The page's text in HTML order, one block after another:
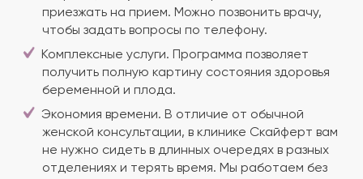
приезжать на прием. Можно позвонить врачу,
чтобы задать вопросы по телефону.
Комплексные услуги. Программа позволяет
получить полную картину состояния здоровья
беременной и плода.
Экономия времени. В отличие от обычной
женской консультации, в клинике Скайферт вам
не нужно сидеть в длинных очередях в разных
отделениях и терять время. Мы работаем без